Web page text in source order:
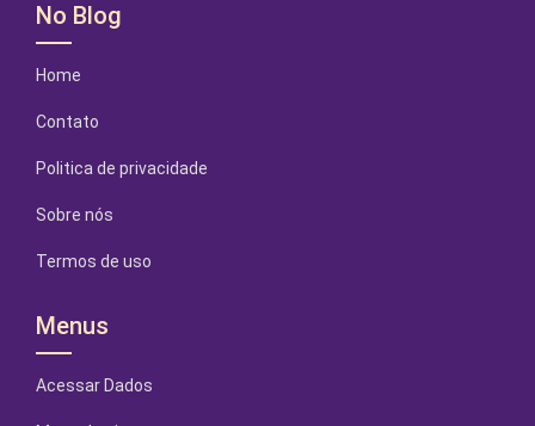
No Blog
Home
Contato
Politica de privacidade
Sobre nós
Termos de uso
Menus
Acessar Dados